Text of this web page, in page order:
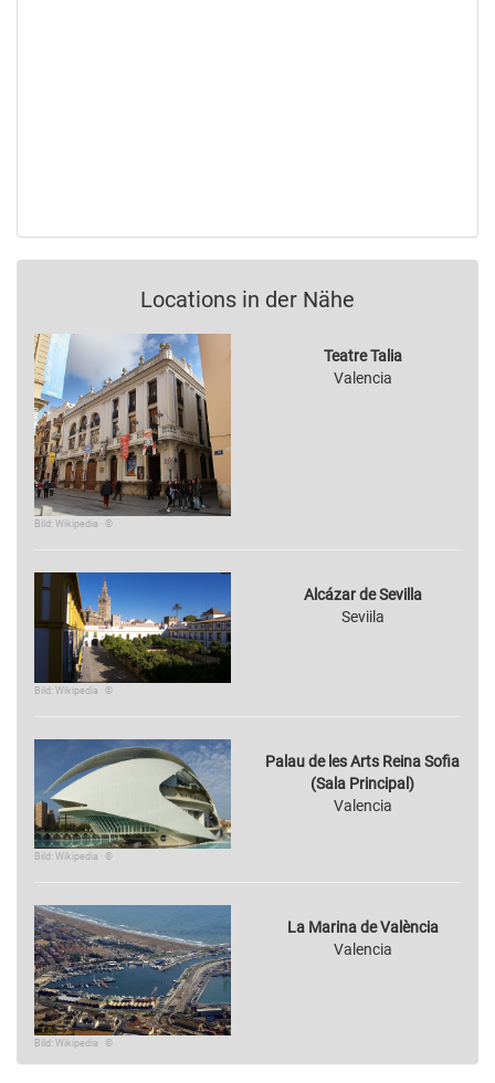
Locations in der Nähe
Bild: Wikipedia · ©
Teatre Talia
Valencia
Bild: Wikipedia · ©
Alcázar de Sevilla
Seviila
Bild: Wikipedia · ©
Palau de les Arts Reina Sofia
(Sala Principal)
Valencia
Bild: Wikipedia · ©
La Marina de València
Valencia